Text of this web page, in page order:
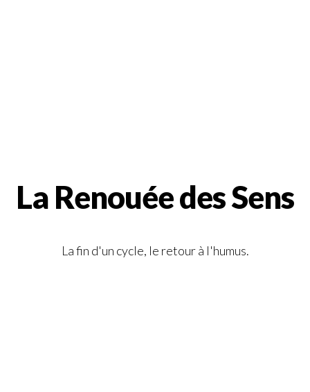
La Renouée des Sens
La fin d'un cycle, le retour à l'humus.